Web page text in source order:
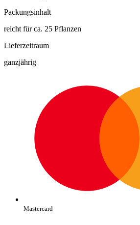
Packungsinhalt
reicht für ca. 25 Pflanzen
Lieferzeitraum
ganzjährig
Mastercard